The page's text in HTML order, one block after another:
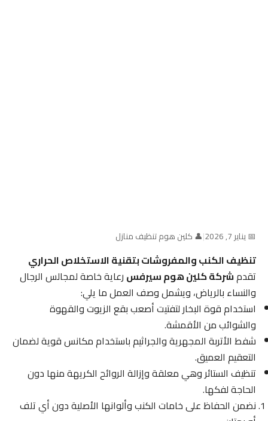
📅 يناير 7, 2026 |👤 كلين هوم تنظيف منازل
تنظيف الكنب والمفروشات بتقنية الاستخلاص الحراري
تقدمشركة كلين هوم سيرفسرعاية خاصة لمجالس الرجال
والنساء بالرياض، ويشمل وصف العمل ما يلي:
استخدام قوة البخار لتفتيت أصعب بقع الزيوت والقهوة
والشوائب من الأقمشة.
شفط الأتربة المجهرية والجراثيم باستخدام مكانس قوية لضمان
التعقيم العميق.
تنظيف الستائر وهي معلقة وإزالة الروائح الكريهة منها دون
الحاجة لفكها.
نضمن الحفاظ على خامات الكنب وألوانها الأصلية دون أي تلف